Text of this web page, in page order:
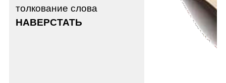
толкование слова
НАВЕРСТАТЬ